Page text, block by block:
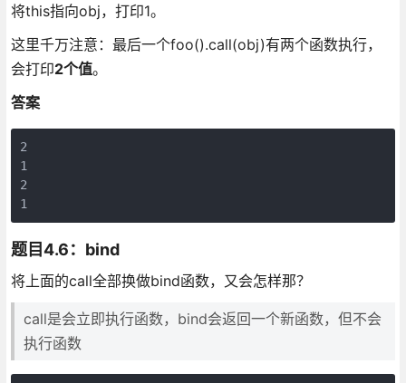
将this指向obj，打印1。
这里千万注意：最后一个foo().call(obj)有两个函数执行，
会打印2个值。
答案
2
1
2
题目4.6：bind
将上面的call全部换做bind函数，又会怎样那？
call是会立即执行函数，bind会返回一个新函数，但不会
执行函数